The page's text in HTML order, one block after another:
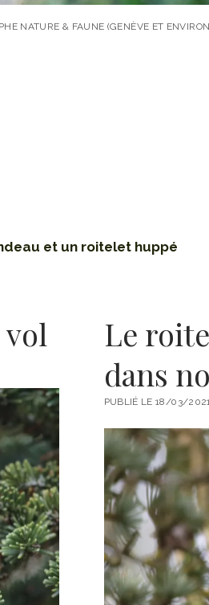
NATURE & FAUNE (GENÈVE ET
et un roitelet huppé
Le
dans
PUBLIÉ LE 18/03/2021